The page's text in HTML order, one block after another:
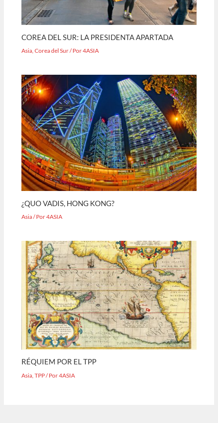
COREA DEL SUR: LA PRESIDENTA APARTADA
Asia,Corea del Sur/ Por4ASIA
¿QUO VADIS, HONG KONG?
Asia/ Por4ASIA
RÉQUIEM POR EL TPP
Asia ,TPP/ Por4ASIA